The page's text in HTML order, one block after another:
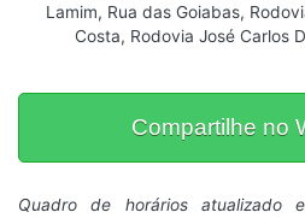
Lamim, Rua das Goiabas,
Costa, Rodovia José Carlos
Compartilhe no
Quadro de horários atualizado